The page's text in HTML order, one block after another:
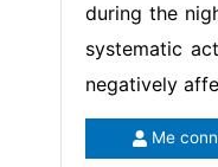
during the
systematic
negatively
Me